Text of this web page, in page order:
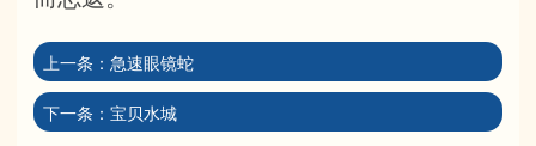
上一条：急速眼镜蛇
下一条：宝贝水城